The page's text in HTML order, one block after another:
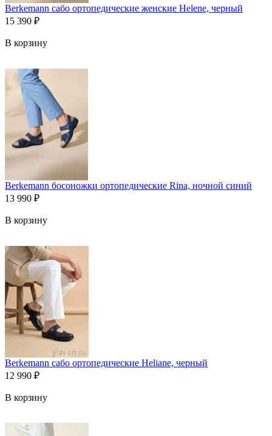
Berkemann сабо ортопедические женские Helene, черный
15 390 ₽
В корзину
Berkemann босоножки ортопедические Rina, ночной синий
13 990 ₽
В корзину
Berkemann сабо ортопедические Heliane, черный
12 990 ₽
В корзину